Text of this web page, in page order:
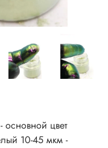
цвет
10-45 мкм -